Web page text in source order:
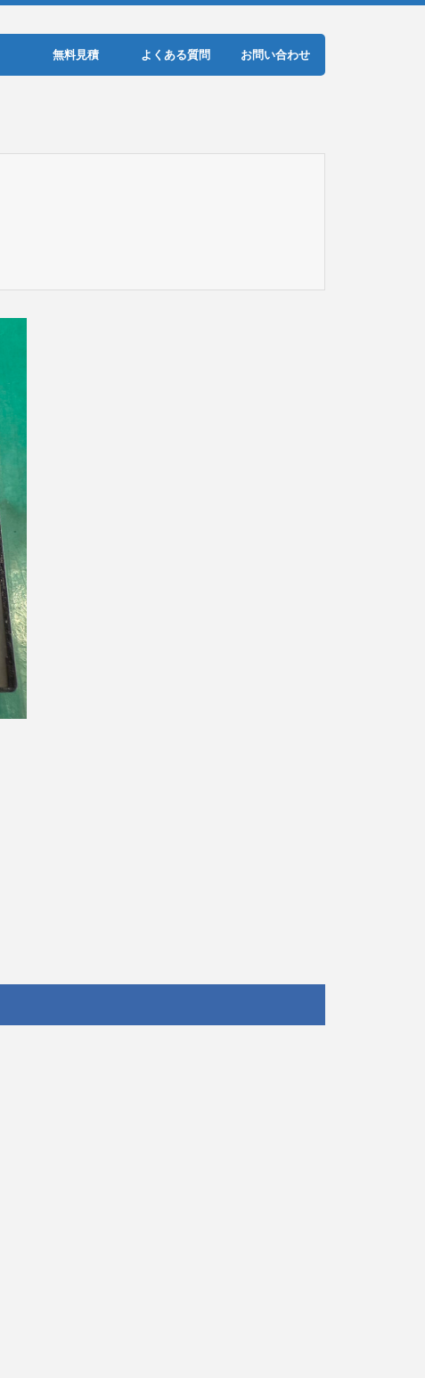
無料見積 よくある質問 お問い合わせ